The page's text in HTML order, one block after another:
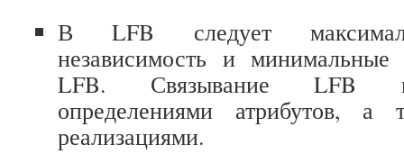
В LFB следует
независимость и
LFB. Связывание LFB
определениями атрибутов, а
реализациями.